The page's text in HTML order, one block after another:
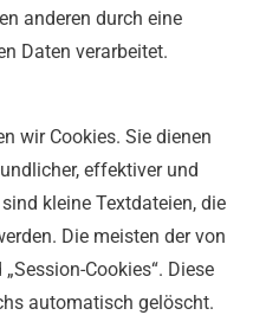
anderen durch eine
Daten verarbeitet.
wir Cookies. Sie dienen
effektiver und
kleine Textdateien, die
Die meisten der von
Cookies“. Diese
automatisch gelöscht.